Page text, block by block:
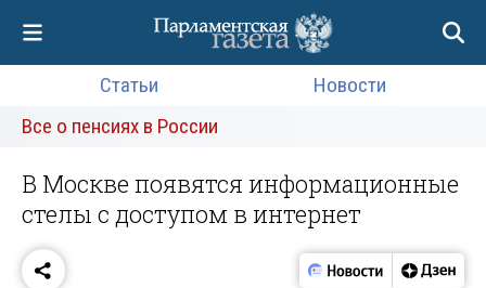
Статьи
Новости
Все о пенсиях в России
В Москве появятся информационные
стелы с доступом в интернет